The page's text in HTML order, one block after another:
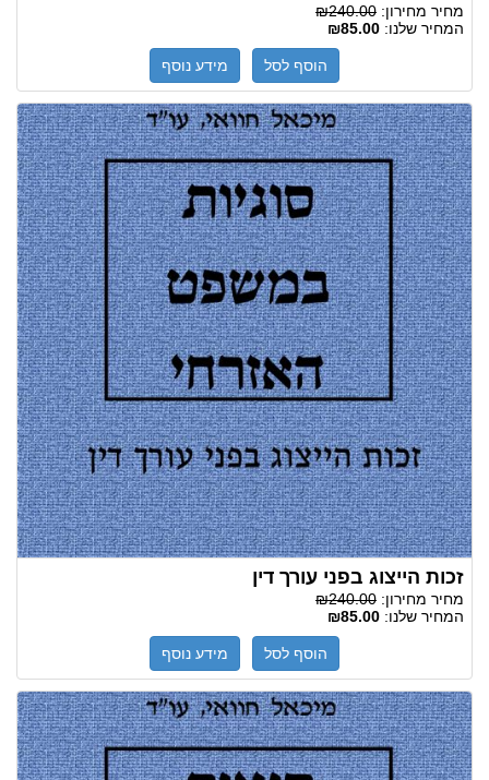
מחיר מחירון: ₪240.00
המחיר שלנו: ₪85.00
הוסף לסל מידע נוסף
זכות הייצוג בפני עורך דין
מחיר מחירון: ₪240.00
המחיר שלנו: ₪85.00
הוסף לסל מידע נוסף